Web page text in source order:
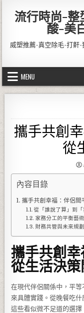
流行時尚-
酸-美
威塑推薦-真空除毛-打鼾
MENU
攜手共創
從
內容目錄
攜手共創幸福：伴侶間
從「誰說了算」到
家務分工的平衡藝
財務共管與未來規
攜手共創
從生活決
在現代伴侶關係中，平
來具體實踐。從晚餐吃
這些看似微不足道的選